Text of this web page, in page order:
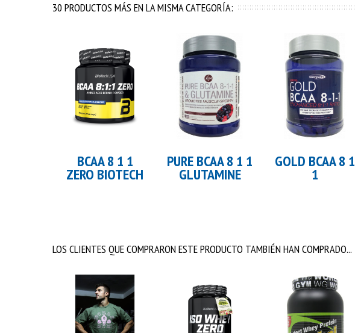
30 PRODUCTOS MÁS EN LA MISMA CATEGORÍA:
BCAA 8 1 1
ZERO BIOTECH
PURE BCAA 8 1 1
GLUTAMINE
GOLD BCAA 8 1
1
LOS CLIENTES QUE COMPRARON ESTE PRODUCTO TAMBIÉN HAN COMPRADO...